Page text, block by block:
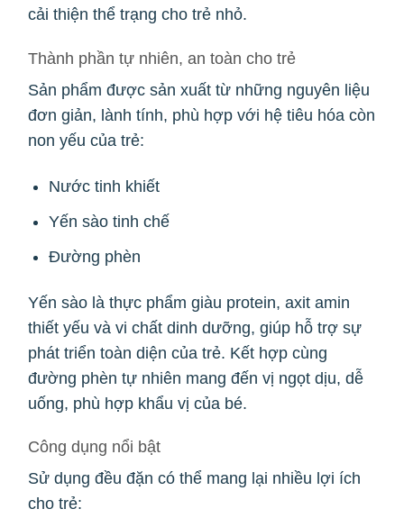
cải thiện thể trạng cho trẻ nhỏ.
Thành phần tự nhiên, an toàn cho trẻ
Sản phẩm được sản xuất từ những nguyên liệu
đơn giản, lành tính, phù hợp với hệ tiêu hóa còn
non yếu của trẻ:
Nước tinh khiết
Yến sào tinh chế
Đường phèn
Yến sào là thực phẩm giàu protein, axit amin
thiết yếu và vi chất dinh dưỡng, giúp hỗ trợ sự
phát triển toàn diện của trẻ. Kết hợp cùng
đường phèn tự nhiên mang đến vị ngọt dịu, dễ
uống, phù hợp khẩu vị của bé.
Công dụng nổi bật
Sử dụng đều đặn có thể mang lại nhiều lợi ích
cho trẻ: